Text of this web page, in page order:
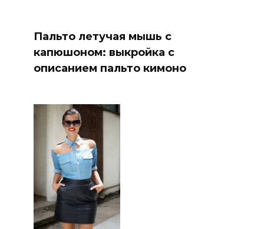
Пальто летучая мышь с
капюшоном: выкройка с
описанием пальто кимоно